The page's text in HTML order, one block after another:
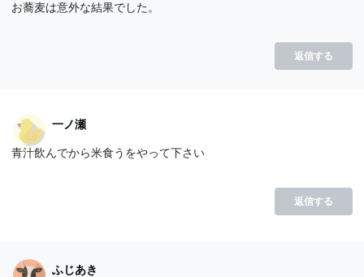
お蕎麦は意外な結果でした。
返信する
一ノ瀬
青汁飲んでから米食うをやって下さい
返信する
ふじあき